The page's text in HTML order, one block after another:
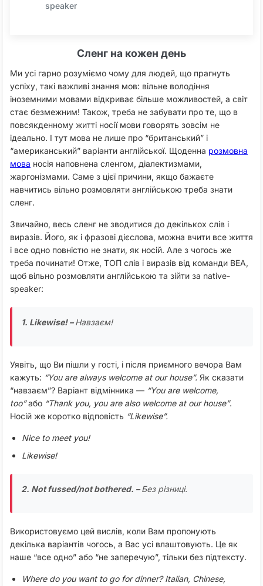
speaker
Сленг на кожен день
Ми усі гарно розуміємо чому для людей, що прагнуть
успіху, такі важливі знання мов: вільне володіння
іноземними мовами відкриває більше можливостей, а світ
стає безмежним! Також, треба не забувати про те, що в
повсякденному житті носії мови говорять зовсім не
ідеально. І тут мова не лише про “британський” і
“американський” варіанти англійської. Щоденна розмовна
мова носія наповнена сленгом, діалектизмами,
жаргонізмами. Саме з цієї причини, якщо бажаєте
навчитись вільно розмовляти англійською треба знати
сленг.
Звичайно, весь сленг не зводитися до декількох слів і
виразів. Його, як і фразові дієслова, можна вчити все життя
і все одно повністю не знати, як носій. Але з чогось же
треба починати! Отже, ТОП слів і виразів від команди BEA,
щоб вільно розмовляти англійською та зійти за native-
speaker:
1. Likewise! –Навзаєм!
Уявіть, що Ви пішли у гості, і після приємного вечора Вам
кажуть: “You are always welcome at our house”. Як сказати
“навзаєм”? Варіант відмінника — “You are welcome,
too”або “Thank you, you are also welcome at our house”.
Носій же коротко відповість “Likewise”.
Nice to meet you!
Likewise!
2. Not fussed/not bothered. –Без різниці.
Використовуємо цей вислів, коли Вам пропонують
декілька варіантів чогось, а Вас усі влаштовують. Це як
наше “все одно” або “не заперечую”, тільки без підтексту.
Where do you want to go for dinner? Italian, Chinese,